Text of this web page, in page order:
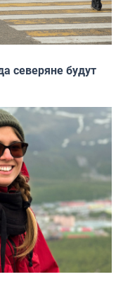
северяне будут